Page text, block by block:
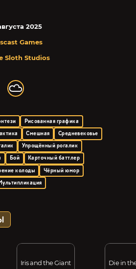
2025
Games
Sloth Studios
Рисованная графика
Смешная
Средневековье
Упрощённый рогалик
Бой
Карточный баттлер
колоды
Чёрный юмор
Iris and the Giant Die in